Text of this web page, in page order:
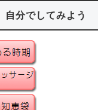
自分でしてみよう